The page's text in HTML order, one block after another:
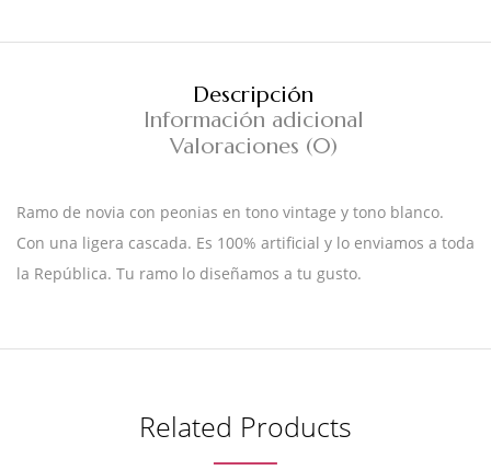
Descripción
Información adicional
Valoraciones (0)
Ramo de novia con peonias en tono vintage y tono blanco.
Con una ligera cascada. Es 100% artificial y lo enviamos a toda
la República. Tu ramo lo diseñamos a tu gusto.
Related Products